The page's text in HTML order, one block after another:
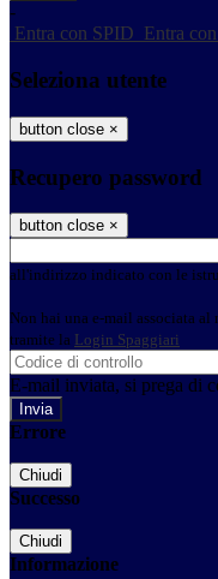
-
Entra con SPID Entra
Seleziona utente
button close ×
Recupero password
button close ×
all'indirizzo indicato con le
Non hai una e-mail associata
tramite la Login Spaggiari
E-mail inviata, si prega di
Errore
Chiudi
Successo
Chiudi
Informazione